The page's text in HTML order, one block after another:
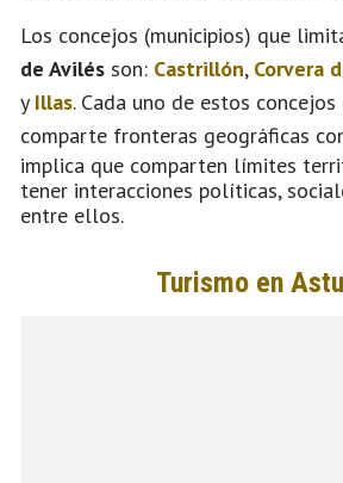
Los concejos (municipios) que
de Avilés son: Castrillón, Corvera
y Illas. Cada uno de estos concejos
comparte fronteras geográficas
implica que comparten límites
tener interacciones políticas,
entre ellos.